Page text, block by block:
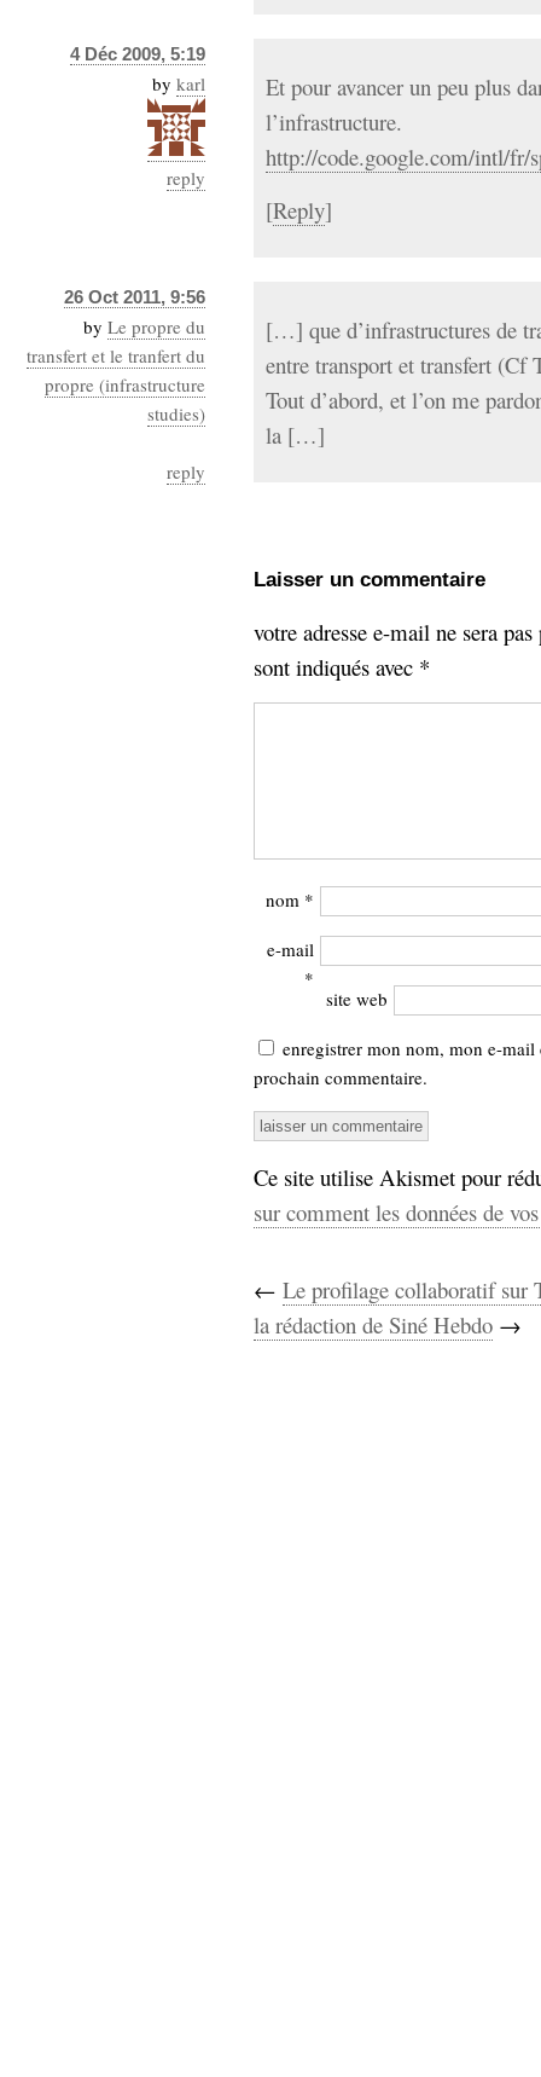
4 Déc 2009, 5:19
by karl
reply
Et pour avancer un peu plus
l’infrastructure.
http://code.google.com/intl/fr/
[Reply]
26 Oct 2011, 9:56
by Le propre du
transfert et le tranfert du
propre (infrastructure
studies)
reply
[…] que d’infrastructures de
entre transport et transfert (Cf
Tout d’abord, et l’on me
la […]
Laisser un commentaire
votre adresse e-mail ne sera
sont indiqués avec *
nom *
e-mail
*
site web
enregistrer mon nom, mon e-
prochain commentaire.
Ce site utilise Akismet pour
sur comment les données de
← Le profilage collaboratif sur
la rédaction de Siné Hebdo →